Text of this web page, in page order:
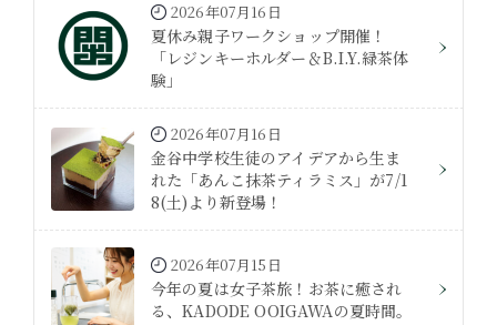
2026年07月16日
夏休み親子ワークショップ開催！
「レジンキーホルダー＆B.I.Y.緑茶体
験」
2026年07月16日
金谷中学校生徒のアイデアから生ま
れた「あんこ抹茶ティラミス」が7/1
8(土)より新登場！
2026年07月15日
今年の夏は女子茶旅！お茶に癒され
る、KADODE OOIGAWAの夏時間。